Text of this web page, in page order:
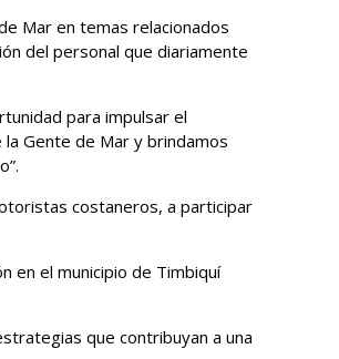
Mar en temas relacionados
del personal que diariamente
para impulsar el
Gente de Mar y brindamos
costaneros, a participar
en el municipio de Timbiquí
que contribuyan a una